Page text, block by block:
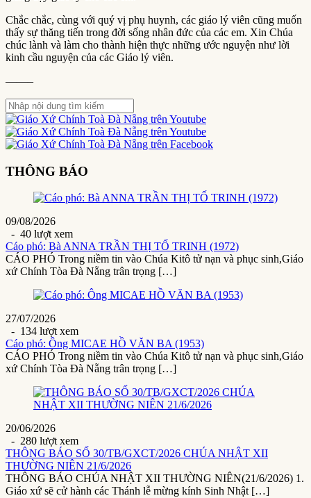
Chắc chắc, cùng với quý vị phụ huynh, các giáo lý viên cũng muốn
thấy sự thăng tiến trong đời sống nhân đức của các em. Xin Chúa
chúc lành và làm cho thành hiện thực những ước nguyện như lời
kinh cầu nguyện của các Giáo lý viên.
——–
THÔNG BÁO
09/08/2026
- 40 lượt xem
Cáo phó: Bà ANNA TRẦN THỊ TỐ TRINH (1972)
CÁO PHÓ Trong niềm tin vào Chúa Kitô tử nạn và phục sinh,Giáo
xứ Chính Tòa Đà Nẵng trân trọng […]
27/07/2026
- 134 lượt xem
Cáo phó: Ông MICAE HỒ VĂN BA (1953)
CÁO PHÓ Trong niềm tin vào Chúa Kitô tử nạn và phục sinh,Giáo
xứ Chính Tòa Đà Nẵng trân trọng […]
20/06/2026
- 280 lượt xem
THÔNG BÁO SỐ 30/TB/GXCT/2026 CHÚA NHẬT XII
THƯỜNG NIÊN 21/6/2026
THÔNG BÁO CHÚA NHẬT XII THƯỜNG NIÊN(21/6/2026) 1.
Giáo xứ sẽ cử hành các Thánh lễ mừng kính Sinh Nhật […]